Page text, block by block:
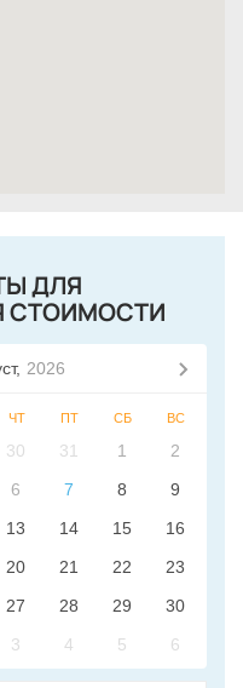
ДЛЯ
СТОИМОСТИ
2026
ЧТ ПТ СБ ВС
30 31 1
2
6 7 8
9
13 14 15
16
20 21 22
23
27 28 29
30
3 4 5 6